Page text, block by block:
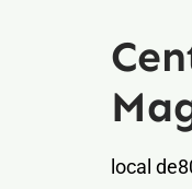
local